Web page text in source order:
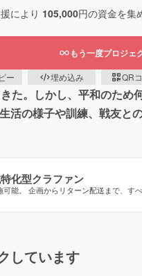
により 105,000円の資金を集
もう一度プロジェ
ー 埋め込み QR
た。しかし、平和のた
の様子や訓練、戦友と
化型クラファン
能。 企画からリターン配送まで、す
しています